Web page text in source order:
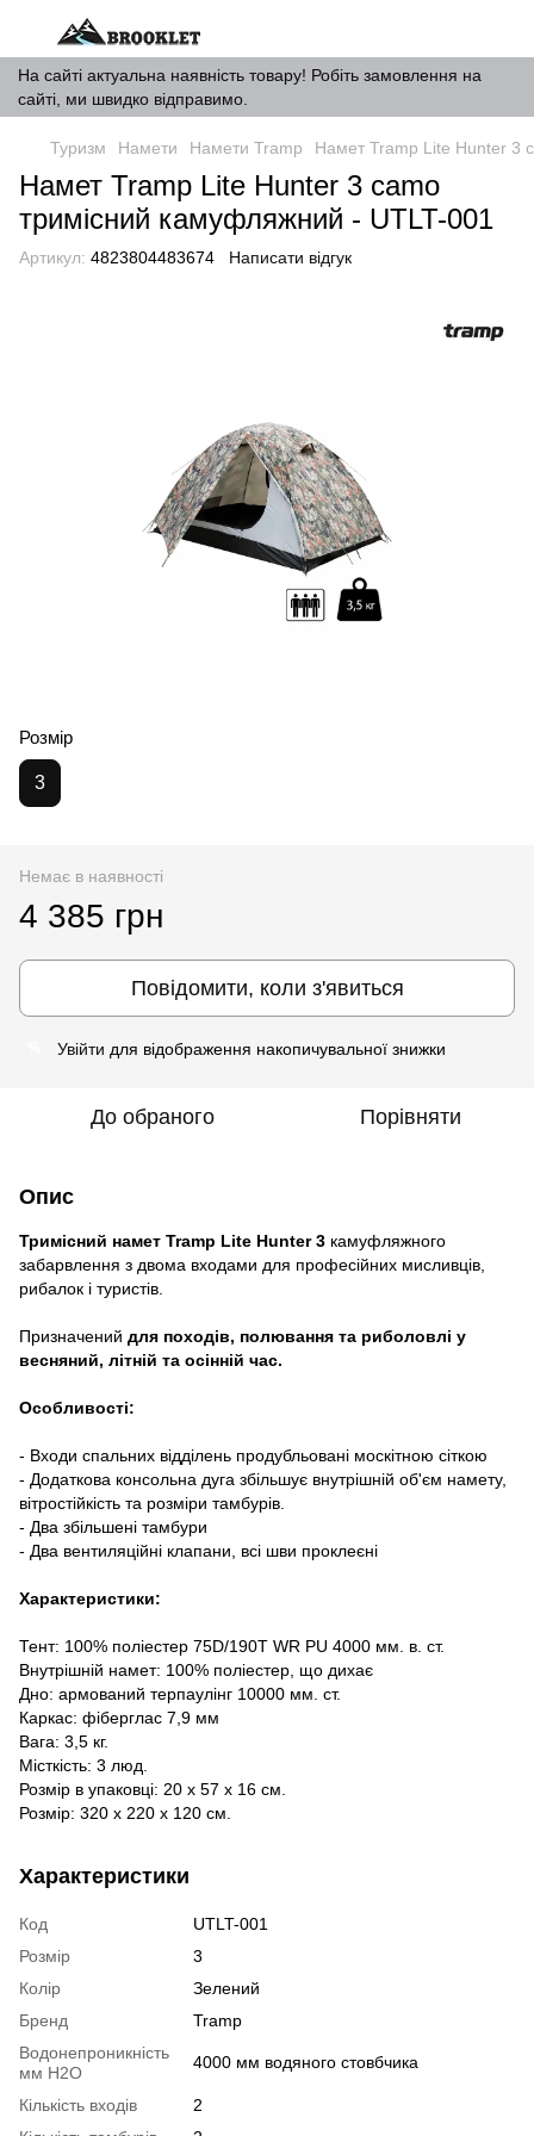
На сайті актуальна наявність товару! Робіть замовлення на
сайті, ми швидко відправимо.
Туризм Намети Намети Tramp Намет Tramp Lite Hunter 3
Намет Tramp Lite Hunter 3 camo
тримісний камуфляжний - UTLT-001
Артикул: 4823804483674 Написати відгук
Розмір
3
Немає в наявності
4 385 грн
Повідомити, коли з'явиться
Увійти для відображення накопичувальної знижки
До обраного Порівняти
Опис
Тримісний намет Tramp Lite Hunter 3 камуфляжного
забарвлення з двома входами для професійних мисливців,
рибалок і туристів.
Призначений для походів, полювання та риболовлі у
весняний, літній та осінній час.
Особливості:
- Входи спальних відділень продубльовані москітною сіткою
- Додаткова консольна дуга збільшує внутрішній об'єм намету,
вітростійкість та розміри тамбурів.
- Два збільшені тамбури
- Два вентиляційні клапани, всі шви проклеєні
Характеристики:
Тент: 100% поліестер 75D/190T WR PU 4000 мм. в. ст.
Внутрішній намет: 100% поліестер, що дихає
Дно: армований терпаулінг 10000 мм. ст.
Каркас: фіберглас 7,9 мм
Вага: 3,5 кг.
Місткість: 3 люд.
Розмір в упаковці: 20 х 57 х 16 см.
Розмір: 320 х 220 х 120 см.
Характеристики
Код
UTLT-001
Розмір
3
Колір
Зелений
Бренд
Tramp
Водонепроникність
мм H2O
4000 мм водяного стовбчика
Кількість входів
2